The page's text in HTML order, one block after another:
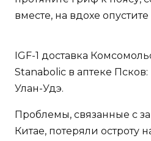
вместе, на вдохе
IGF-1 доставка
Stanabolic в аптеке
Улан-Удэ.
Проблемы, связанные с
Китае, потеряли остроту